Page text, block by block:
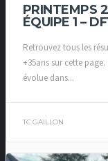
PRINTEMPS
ÉQUIPE 1 –
Retrouvez tous les
+35ans sur cette
évolue dans...
TC GAILLON